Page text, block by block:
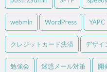
webmin WordPress YAPC
クレジットカード決済 デザイ
勉強会 迷惑メール対策 開